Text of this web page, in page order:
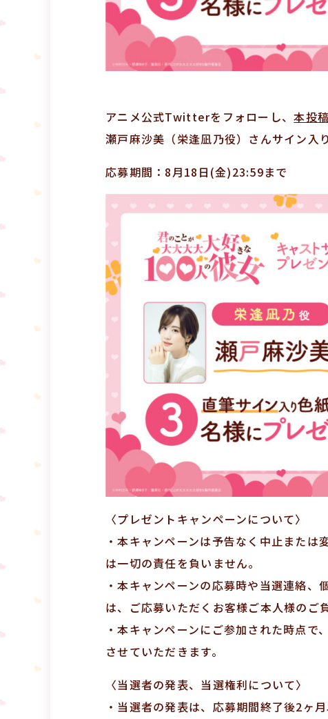
アニメ公式Twitterをフォローし、本投稿
瀬戸麻沙美（栄逢凪乃役）さんサイン入
応募期間：8月18日(金)23:59まで
〈プレゼントキャンペーンについて〉
・本キャンペーンは予告なく中止また
は一切の責任を負いません。
・本キャンペーンの応募時や当選連絡
は、ご応募いただくお客様ご本人様のご
・本キャンペーンにご参加された時点
させていただきます。
〈当選者の発表、当選権利について〉
・当選者の発表は、応募期間終了後2ヶ